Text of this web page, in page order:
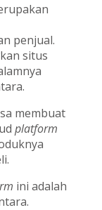
penjual.
situs
membuat
platform
ini adalah